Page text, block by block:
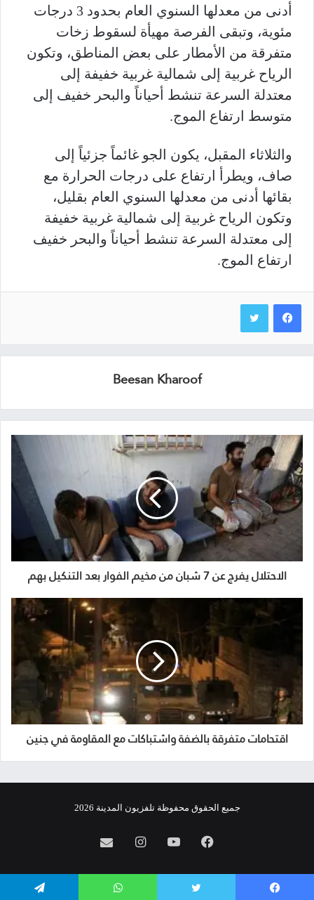
أدنى من معدلها السنوي العام بحدود 3 درجات
مئوية، وتبقى الفرصة مهيأة لسقوط زخات
متفرقة من الأمطار على بعض المناطق، وتكون
الرياح غربية إلى شمالية غربية خفيفة إلى
معتدلة السرعة تنشط أحياناً والبحر خفيف إلى
متوسط ارتفاع الموج.
والثلاثاء المقبل، يكون الجو غائماً جزئياً إلى
صاف، ويطرأ ارتفاع على درجات الحرارة مع
بقائها أدنى من معدلها السنوي العام بقليل،
وتكون الرياح غربية إلى شمالية غربية خفيفة
إلى معتدلة السرعة تنشط أحياناً والبحر خفيف
ارتفاع الموج.
Beesan Kharoof
الاحتلال يفرج عن 7 شبان من مخيم الفوار بعد التنكيل بهم
اقتحامات متفرقة بالضفة واشتباكات مع المقاومة في جنين
جميع الحقوق محفوظة تلفزيون المدينة 2026
فيسبوكيوتيوبانستقرامinfo@almadina.tv